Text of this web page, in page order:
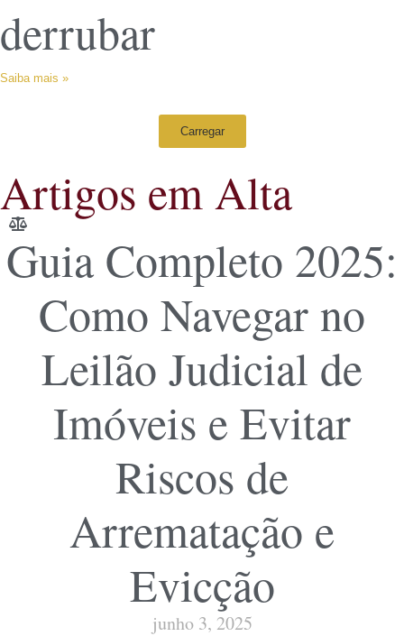
derrubar
Saiba mais »
Carregar
Artigos em Alta
Guia Completo 2025:
Como Navegar no
Leilão Judicial de
Imóveis e Evitar
Riscos de
Arrematação e
Evicção
junho 3, 2025